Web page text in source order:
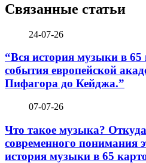
Связанные статьи
24-07-26
“Вся история музыки в
события европейской
Пифагора до Кейджа.”
07-07-26
Что такое музыка?
современного понимания
история музыки в 65